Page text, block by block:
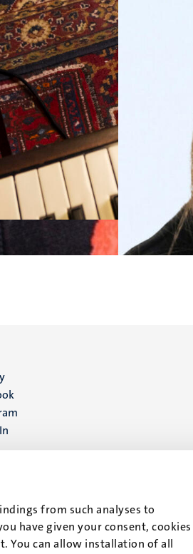
from such analyses to
have given your consent, cookies
You can allow installation of all